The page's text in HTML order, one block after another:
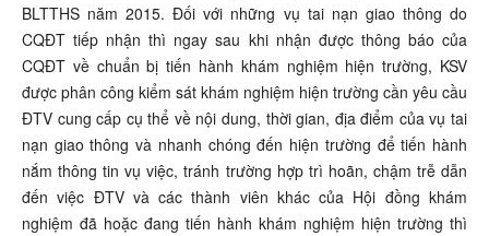
BLTTHS năm 2015. Đối với những vụ tai nạn giao thông do
CQĐT tiếp nhận thì ngay sau khi nhận được thông báo của
CQĐT về chuẩn bị tiến hành khám nghiệm hiện trường, KSV
được phân công kiểm sát khám nghiệm hiện trường cần yêu cầu
ĐTV cung cấp cụ thể về nội dung, thời gian, địa điểm của vụ tai
nạn giao thông và nhanh chóng đến hiện trường để tiến hành
nắm thông tin vụ việc, tránh trường hợp trì hoãn, chậm trễ dẫn
đến việc ĐTV và các thành viên khác của Hội đồng khám
nghiệm đã hoặc đang tiến hành khám nghiệm hiện trường thì